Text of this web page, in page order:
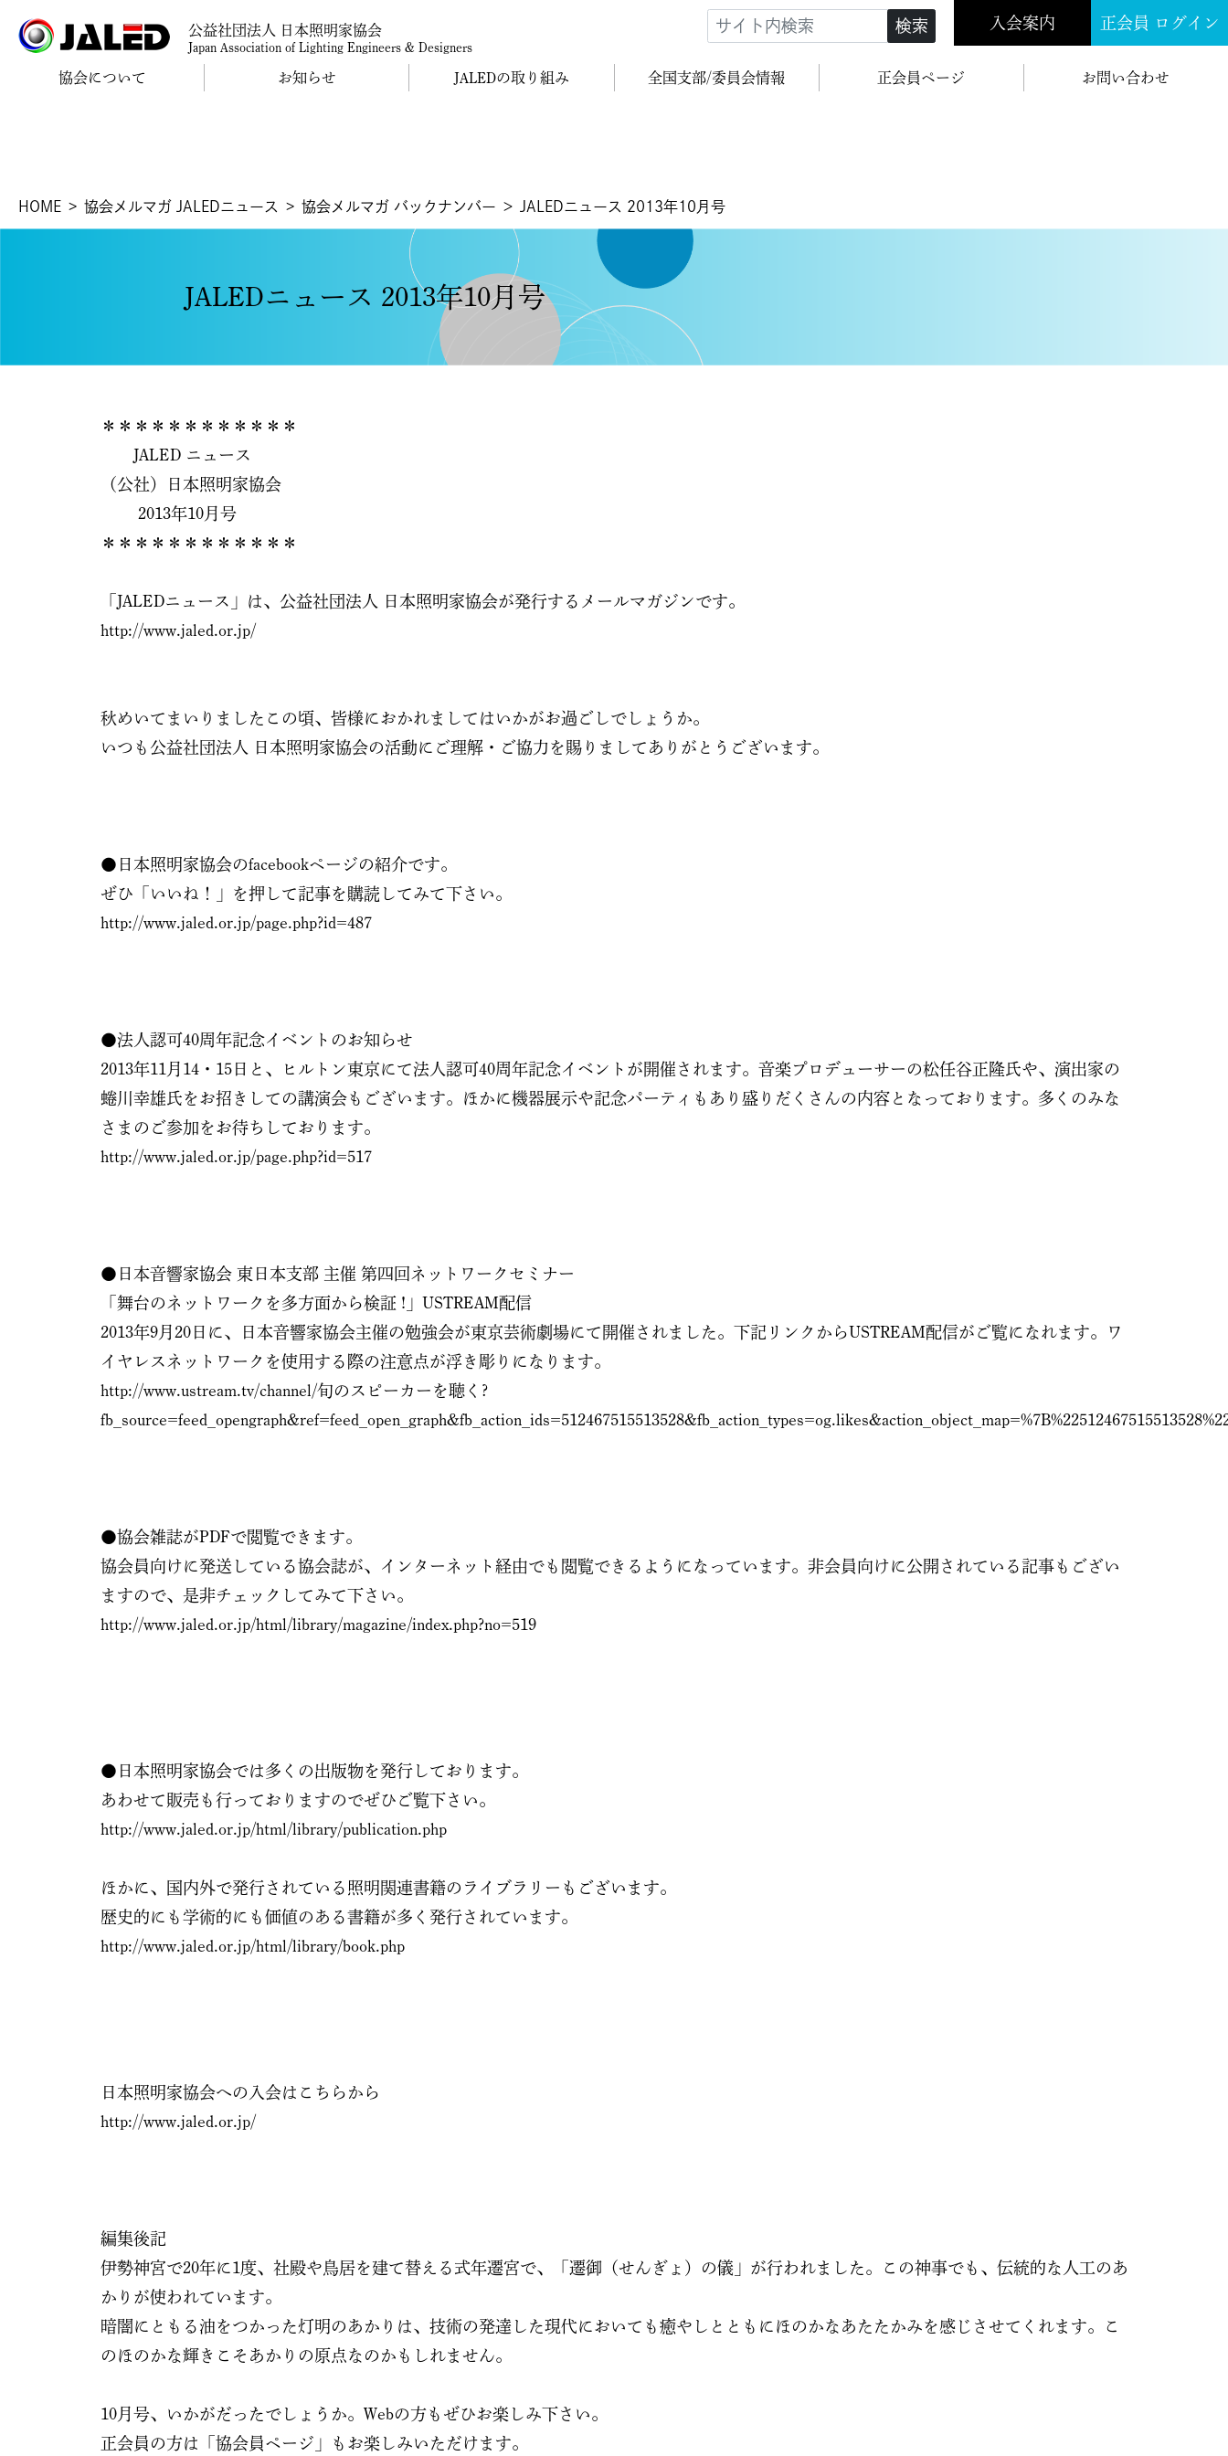
公益社団法人 日本照明家協会
Japan Association of Lighting Engineers & Designers
検索 入会案内 正会員 ログイン
協会について お知らせ JALEDの取り組み 全国支部/委員会情報 正会員ページ お問い合わせ
HOME 協会メルマガ JALEDニュース 協会メルマガ バックナンバー ＞ JALEDニュース 2013年10月号
JALEDニュース 2013年10月号
＊＊＊＊＊＊＊＊＊＊＊＊
JALED ニュース
（公社）日本照明家協会
2013年10月号
＊＊＊＊＊＊＊＊＊＊＊＊
「JALEDニュース」は、公益社団法人 日本照明家協会が発行するメールマガジンです。
http://www.jaled.or.jp/
秋めいてまいりましたこの頃、皆様におかれましてはいかがお過ごしでしょうか。
いつも公益社団法人 日本照明家協会の活動にご理解・ご協力を賜りましてありがとうございます。
●日本照明家協会のfacebookページの紹介です。
ぜひ「いいね！」を押して記事を購読してみて下さい。
http://www.jaled.or.jp/page.php?id=487
●法人認可40周年記念イベントのお知らせ
2013年11月14・15日と、ヒルトン東京にて法人認可40周年記念イベントが開催されます。音楽プロデューサーの松任谷正隆氏や、演出家の
蜷川幸雄氏をお招きしての講演会もございます。ほかに機器展示や記念パーティもあり盛りだくさんの内容となっております。多くのみな
さまのご参加をお待ちしております。
http://www.jaled.or.jp/page.php?id=517
●日本音響家協会 東日本支部 主催 第四回ネットワークセミナー
「舞台のネットワークを多方面から検証 !」USTREAM配信
2013年9月20日に、日本音響家協会主催の勉強会が東京芸術劇場にて開催されました。下記リンクからUSTREAM配信がご覧になれます。ワ
イヤレスネットワークを使用する際の注意点が浮き彫りになります。
http://www.ustream.tv/channel/旬のスピーカーを聴く?
●協会雑誌がPDFで閲覧できます。
協会員向けに発送している協会誌が、インターネット経由でも閲覧できるようになっています。非会員向けに公開されている記事もござい
ますので、是非チェックしてみて下さい。
http://www.jaled.or.jp/html/library/magazine/index.php?no=519
●日本照明家協会では多くの出版物を発行しております。
あわせて販売も行っておりますのでぜひご覧下さい。
http://www.jaled.or.jp/html/library/publication.php
ほかに、国内外で発行されている照明関連書籍のライブラリーもございます。
歴史的にも学術的にも価値のある書籍が多く発行されています。
http://www.jaled.or.jp/html/library/book.php
日本照明家協会への入会はこちらから
http://www.jaled.or.jp/
編集後記
伊勢神宮で20年に1度、社殿や鳥居を建て替える式年遷宮で、「遷御（せんぎょ）の儀」が行われました。この神事でも、伝統的な人工のあ
かりが使われています。
暗闇にともる油をつかった灯明のあかりは、技術の発達した現代においても癒やしとともにほのかなあたたかみを感じさせてくれます。こ
のほのかな輝きこそあかりの原点なのかもしれません。
10月号、いかがだったでしょうか。Webの方もぜひお楽しみ下さい。
正会員の方は「協会員ページ」もお楽しみいただけます。